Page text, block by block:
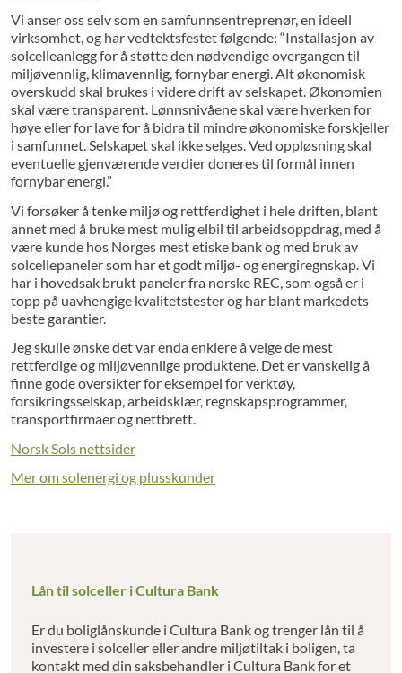
Vi anser oss selv som en samfunnsentreprenør, en ideell
virksomhet, og har vedtektsfestet følgende: “Installasjon av
solcelleanlegg for å støtte den nødvendige overgangen til
miljøvennlig, klimavennlig, fornybar energi. Alt økonomisk
overskudd skal brukes i videre drift av selskapet. Økonomien
skal være transparent. Lønnsnivåene skal være hverken for
høye eller for lave for å bidra til mindre økonomiske forskjeller
i samfunnet. Selskapet skal ikke selges. Ved oppløsning skal
eventuelle gjenværende verdier doneres til formål innen
fornybar energi.”
Vi forsøker å tenke miljø og rettferdighet i hele driften, blant
annet med å bruke mest mulig elbil til arbeidsoppdrag, med å
være kunde hos Norges mest etiske bank og med bruk av
solcellepaneler som har et godt miljø- og energiregnskap. Vi
har i hovedsak brukt paneler fra norske REC, som også er i
topp på uavhengige kvalitetstester og har blant markedets
beste garantier.
Jeg skulle ønske det var enda enklere å velge de mest
rettferdige og miljøvennlige produktene. Det er vanskelig å
finne gode oversikter for eksempel for verktøy,
forsikringsselskap, arbeidsklær, regnskapsprogrammer,
transportfirmaer og nettbrett.
Norsk Sols nettsider
Mer om solenergi og plusskunder
Lån til solceller i Cultura Bank
Er du boliglånskunde i Cultura Bank og trenger lån til å
investere i solceller eller andre miljøtiltak i boligen, ta
kontakt med din saksbehandler i Cultura Bank for et